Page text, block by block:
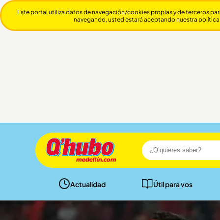
Actualidad Útil para vos
Este portal utiliza datos de navegación/cookies propias y de terceros
navegando, usted estará aceptando nuestra